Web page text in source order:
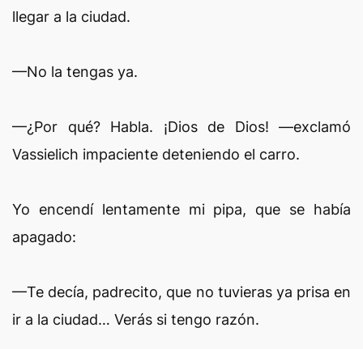
llegar a la ciudad.
—No la tengas ya.
—¿Por qué? Habla. ¡Dios de Dios! —exclamó
Vassielich impaciente deteniendo el carro.
Yo encendí lentamente mi pipa, que se había
apagado:
—Te decía, padrecito, que no tuvieras ya prisa en
ir a la ciudad… Verás si tengo razón.